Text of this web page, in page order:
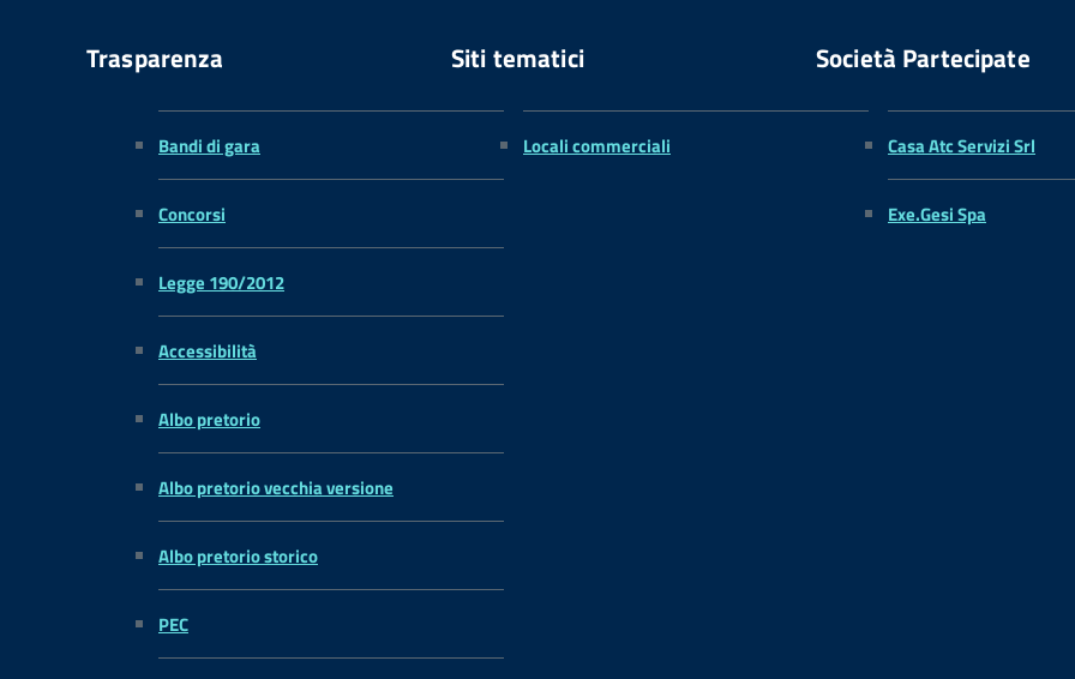
Trasparenza
Bandi di gara
Concorsi
Legge 190/2012
Accessibilità
Albo pretorio
Albo pretorio vecchia versione
Albo pretorio storico
PEC
Siti tematici
Locali commerciali
Società Partecipate
Casa Atc Servizi Srl
Exe.Gesi Spa